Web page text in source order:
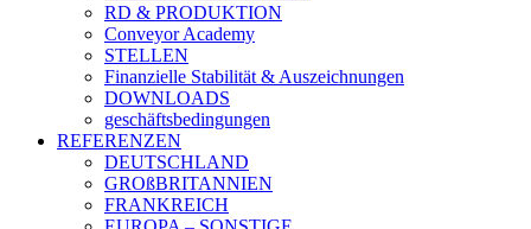
RD & PRODUKTION
Conveyor Academy
STELLEN
Finanzielle Stabilität & Auszeichnungen
DOWNLOADS
geschäftsbedingungen
REFERENZEN
DEUTSCHLAND
GROßBRITANNIEN
FRANKREICH